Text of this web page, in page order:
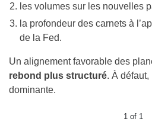
les volumes sur les nouvelles
la profondeur des carnets à
de la Fed.
Un alignement favorable des
rebond plus structuré. À
dominante.
1 of 1